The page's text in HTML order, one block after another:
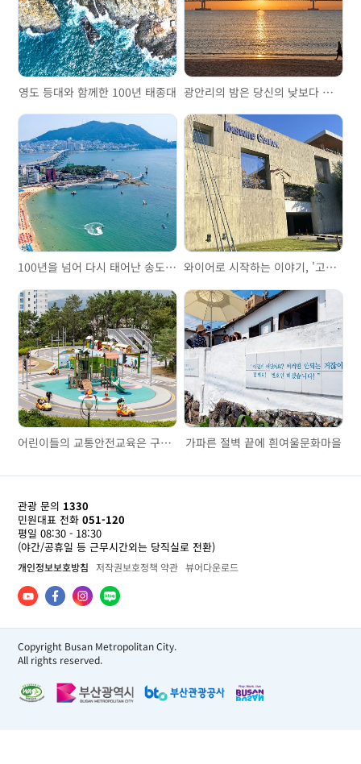
영도 등대와 함께한 100년 태종대 광안리의 밤은 당신의 낮보다 아름답다
100년을 넘어 다시 태어난 송도해수욕장 와이어로 시작하는 이야기, '고려제강기념관'을 걷다
어린이들의 교통안전교육은 구포어린이교통공원에서 가파른 절벽 끝에 흰여울문화마을
관광 문의 1330
민원대표 전화 051-120
평일 08:30 - 18:30
(야간/공휴일 등 근무시간외는 당직실로 전환)
개인정보보호방침 저작권보호정책 약관 뷰어다운로드
Copyright Busan Metropolitan City.
All rights reserved.